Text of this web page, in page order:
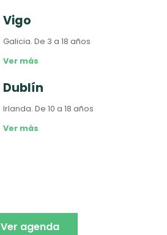
Vigo
Galicia.De 3 a 18 años
Ver más
Dublín
Irlanda.De 10 a 18 años
Ver más
Ver agenda